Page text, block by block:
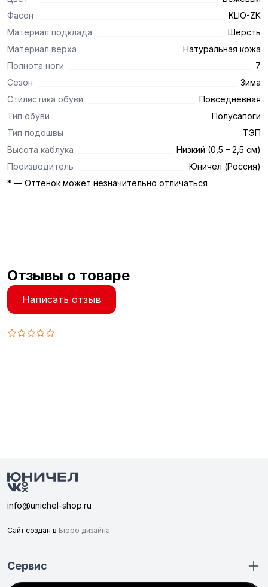
Фасон
KLIO-ZK
Материал подклада
Шерсть
Материал верха
Натуральная кожа
Полнота ноги
7
Сезон
Зима
Стилистика обуви
Повседневная
Тип обуви
Полусапоги
Тип подошвы
ТЭП
Высота каблука
Низкий (0,5 – 2,5 см)
Производитель
Юничел (Россия)
* — Оттенок может незначительно отличаться
Отзывы о товаре
Написать отзыв
info@unichel-shop.ru
Сайт создан в Бюро дизайна
Сервис